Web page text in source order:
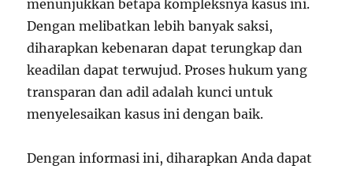
menunjukkan betapa kompleksnya kasus ini.
Dengan melibatkan lebih banyak saksi,
diharapkan kebenaran dapat terungkap dan
keadilan dapat terwujud. Proses hukum yang
transparan dan adil adalah kunci untuk
menyelesaikan kasus ini dengan baik.
Dengan informasi ini, diharapkan Anda dapat